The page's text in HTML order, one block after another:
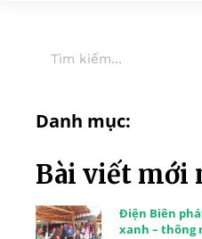
Danh mục:
Bài viết mới
Điện Biên
xanh – thông